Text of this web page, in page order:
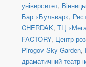
університет,
Бар «Бульвар»,
CHERDAK, ТЦ
FACTORY, Центр
Pirogov Sky Garden,
драматичний театр